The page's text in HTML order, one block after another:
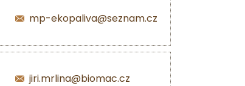
mp-ekopaliva@seznam.cz
jiri.mrlina@biomac.cz